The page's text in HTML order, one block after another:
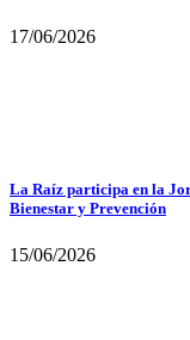
17/06/2026
La Raíz participa en la
Bienestar y Prevención
15/06/2026